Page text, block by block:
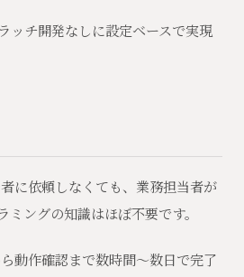
ッチ開発なしに設定ベースで実現
に依頼しなくても、業務担当者が
ミングの知識はほぼ不要です。
動作確認まで数時間〜数日で完了